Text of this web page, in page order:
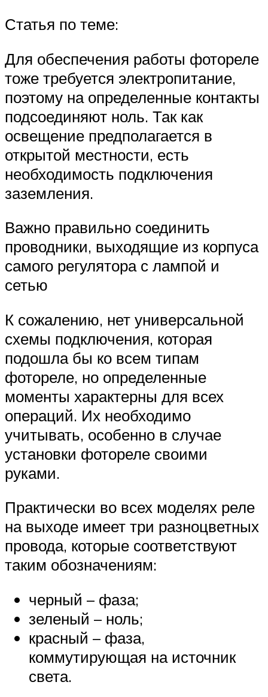
Статья по теме:
Для обеспечения работы фотореле
тоже требуется электропитание,
поэтому на определенные контакты
подсоединяют ноль. Так как
освещение предполагается в
открытой местности, есть
необходимость подключения
заземления.
Важно правильно соединить
проводники, выходящие из корпуса
самого регулятора с лампой и
сетью
К сожалению, нет универсальной
схемы подключения, которая
подошла бы ко всем типам
фотореле, но определенные
моменты характерны для всех
операций. Их необходимо
учитывать, особенно в случае
установки фотореле своими
руками.
Практически во всех моделях реле
на выходе имеет три разноцветных
провода, которые соответствуют
таким обозначениям:
черный – фаза;
зеленый – ноль;
красный – фаза,
коммутирующая на источник
света.